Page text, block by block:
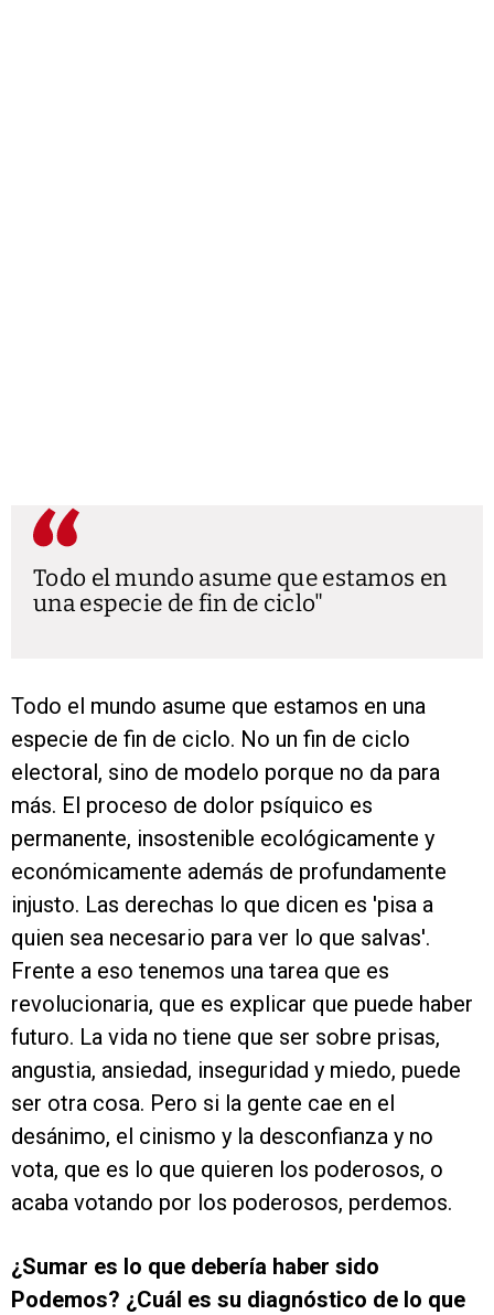
Todo el mundo asume que estamos en
una especie de fin de ciclo
Todo el mundo asume que estamos en una
especie de fin de ciclo. No un fin de ciclo
electoral, sino de modelo porque no da para
más. El proceso de dolor psíquico es
permanente, insostenible ecológicamente y
económicamente además de profundamente
injusto. Las derechas lo que dicen es 'pisa a
quien sea necesario para ver lo que salvas'.
Frente a eso tenemos una tarea que es
revolucionaria, que es explicar que puede haber
futuro. La vida no tiene que ser sobre prisas,
angustia, ansiedad, inseguridad y miedo, puede
ser otra cosa. Pero si la gente cae en el
desánimo, el cinismo y la desconfianza y no
vota, que es lo que quieren los poderosos, o
acaba votando por los poderosos, perdemos.
¿Sumar es lo que debería haber sido
Podemos? ¿Cuál es su diagnóstico de lo que